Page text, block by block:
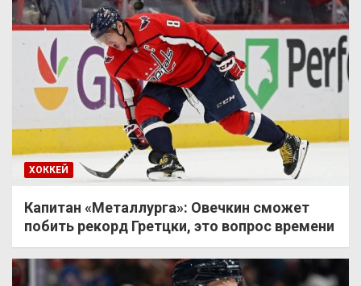
ХОККЕЙ
Капитан «Металлурга»: Овечкин сможет
побить рекорд Гретцки, это вопрос времени